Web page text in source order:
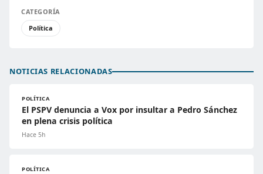
CATEGORÍA
Política
NOTICIAS RELACIONADAS
POLÍTICA
El PSPV denuncia a Vox por insultar a Pedro Sánchez
en plena crisis política
Hace 5h
POLÍTICA